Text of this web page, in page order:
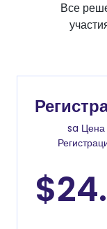
Все
sa Цена